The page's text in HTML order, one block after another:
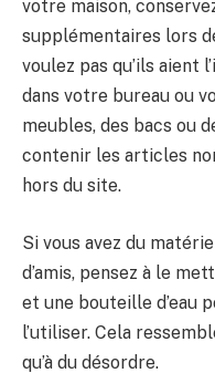
votre maison,
supplémentaires lors
voulez pas qu’ils aient
dans votre bureau ou
meubles, des bacs ou
contenir les articles
hors du site.
Si vous avez du
d’amis, pensez à le
et une bouteille d’eau
l’utiliser. Cela
qu’à du désordre.